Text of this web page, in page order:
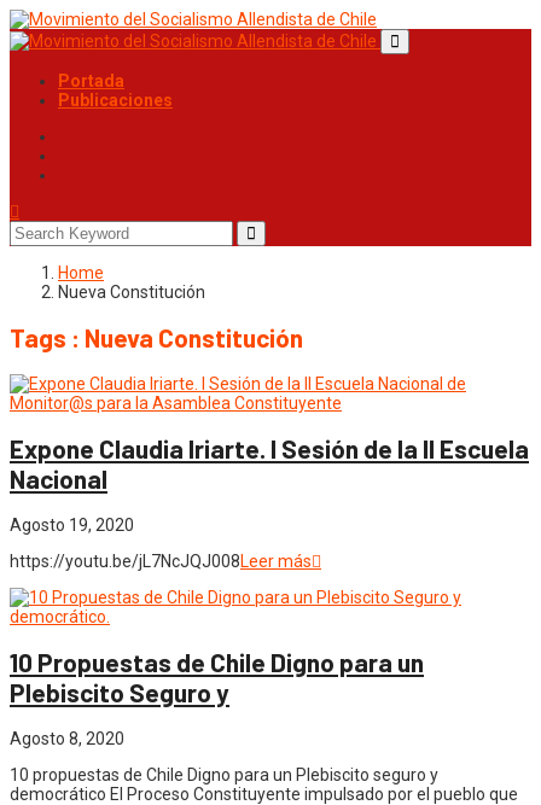
Portada
Publicaciones
Home
Nueva Constitución
Tags : Nueva Constitución
Expone Claudia Iriarte. I Sesión de la II Escuela
Nacional
Agosto 19, 2020
https://youtu.be/jL7NcJQJ008Leer más
10 Propuestas de Chile Digno para un
Plebiscito Seguro y
Agosto 8, 2020
10 propuestas de Chile Digno para un Plebiscito seguro y
democrático El Proceso Constituyente impulsado por el pueblo que